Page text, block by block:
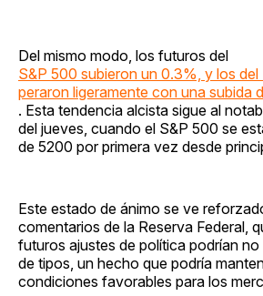
Del mismo modo, los futuros del
S&P 500 subieron un 0.3%, y los del
peraron ligeramente con una subida
. Esta tendencia alcista sigue al
del jueves, cuando el S&P 500 se
de 5200 por primera vez desde
Este estado de ánimo se ve
comentarios de la Reserva Federal,
futuros ajustes de política podrían no
de tipos, un hecho que podría
condiciones favorables para los